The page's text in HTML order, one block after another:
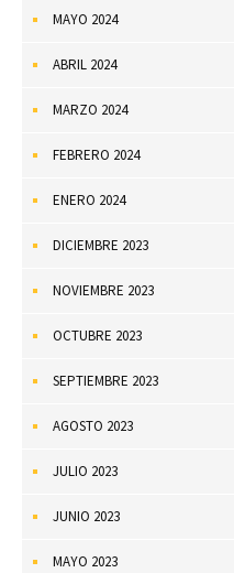
MAYO 2024
ABRIL 2024
MARZO 2024
FEBRERO 2024
ENERO 2024
DICIEMBRE 2023
NOVIEMBRE 2023
OCTUBRE 2023
SEPTIEMBRE 2023
AGOSTO 2023
JULIO 2023
JUNIO 2023
MAYO 2023